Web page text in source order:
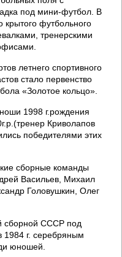
под мини-футбол. В
крытого футбольного
тренерскими
летнего спортивного
стало первенство
«Золотое кольцо».
1998 г.рождения
Криволапов
победителями этих
сборные команды
Васильев, Михаил
Головушкин, Олег
сборной СССР под
1984 г. серебряным
юношей.